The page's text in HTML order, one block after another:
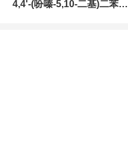
4,4'-(吩嗪-5,10-二基)二苯甲